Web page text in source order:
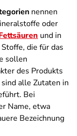
nennen
oder
und in
die für das
sollen
des Produkts
alle Zutaten in
Bei
Name, etwa
Bezeichnung